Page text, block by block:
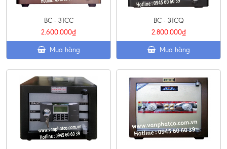
BC - 3TCC
2.600.000₫
Mua hàng
BC - 3TCQ
2.800.000₫
Mua hàng